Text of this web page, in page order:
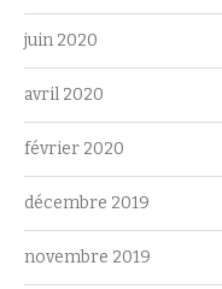
juin 2020
avril 2020
février 2020
décembre 2019
novembre 2019